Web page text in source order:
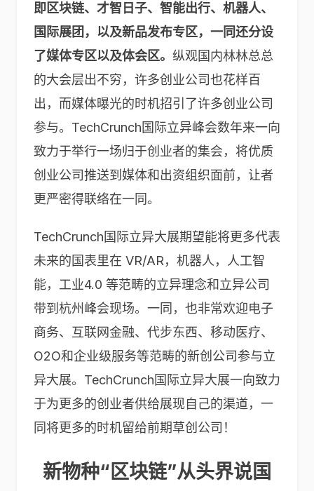
即区块链、才智日子、智能出行、机器人、
国际展团，以及新品发布专区，一同还分设
了媒体专区以及体会区。 纵观国内林林总总
的大会层出不穷，许多创业公司也花样百
出，而媒体曝光的时机招引了许多创业公司
参与。TechCrunch国际立异峰会数年来一向
致力于举行一场归于创业者的集会，将优质
创业公司推送到媒体和出资组织面前，让者
更严密得联络在一同。
TechCrunch国际立异大展期望能将更多代表
未来的国表里在 VR/AR，机器人，人工智
能，工业4.0 等范畴的立异理念和立异公司
带到杭州峰会现场。一同，也非常欢迎电子
商务、互联网金融、代步东西、移动医疗、
O2O和企业级服务等范畴的新创公司参与立
异大展。TechCrunch国际立异大展一向致力
于为更多的创业者供给展现自己的渠道，一
同将更多的时机留给前期草创公司！
新物种“区块链”从头界说国